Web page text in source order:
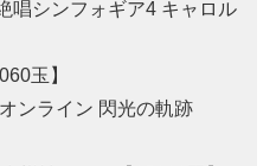
唱シンフォギア4 キャロル
玉】
ンライン 閃光の軌跡